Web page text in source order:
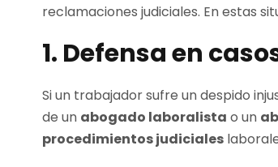
reclamaciones judiciales. En estas
1. Defensa en
Si un trabajador sufre un despido
de un abogado laboralista o un
procedimientos judiciales